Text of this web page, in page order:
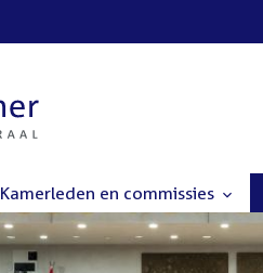
Kamerleden en commissies